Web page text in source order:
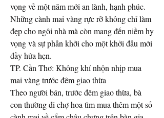
vọng về một năm mới an lành, hạnh phúc.
Những cành mai vàng rực rỡ không chỉ làm
đẹp cho ngôi nhà mà còn mang đến niềm hy
vọng và sự phấn khởi cho một khởi đầu mới
đầy hứa hẹn.
TP. Cần Thơ: Không khí nhộn nhịp mua
mai vàng trước đêm giao thừa
Theo người bán, trước đêm giao thừa, bà
con thường đi chợ hoa tìm mua thêm một số